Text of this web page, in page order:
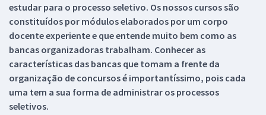
estudar para o processo seletivo. Os nossos cursos são
constituídos por módulos elaborados por um corpo
docente experiente e que entende muito bem como as
bancas organizadoras trabalham. Conhecer as
características das bancas que tomam a frente da
organização de concursos é importantíssimo, pois cada
uma tem a sua forma de administrar os processos
seletivos.